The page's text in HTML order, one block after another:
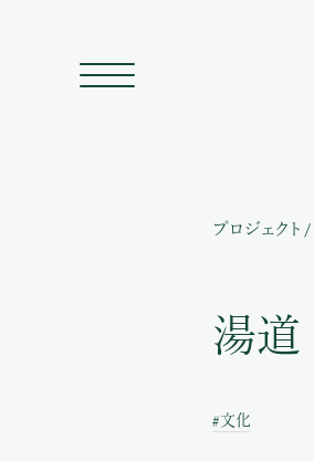
プロジェクト /
湯道
#文化